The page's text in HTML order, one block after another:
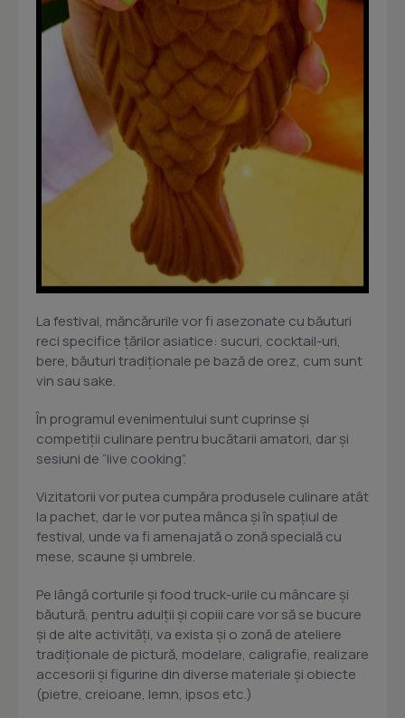
La festival, măncărurile vor fi asezonate cu băuturi
reci specifice țărilor asiatice: sucuri, cocktail-uri,
bere, băuturi tradiționale pe bază de orez, cum sunt
vin sau sake.
În programul evenimentului sunt cuprinse și
competiții culinare pentru bucătarii amatori, dar și
sesiuni de “live cooking”.
Vizitatorii vor putea cumpăra produsele culinare atât
la pachet, dar le vor putea mânca și în spațiul de
festival, unde va fi amenajată o zonă specială cu
mese, scaune și umbrele.
Pe lângă corturile și food truck-urile cu mâncare și
băutură, pentru adulții și copiii care vor să se bucure
și de alte activități, va exista și o zonă de ateliere
tradiționale de pictură, modelare, caligrafie, realizare
accesorii și figurine din diverse materiale și obiecte
(pietre, creioane, lemn, ipsos etc.)